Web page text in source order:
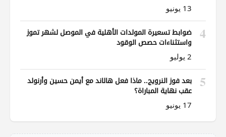
13 يونيو
4
ضوابط تسعيرة المولدات الأهلية في الموصل لشهر تموز
واستثناءات حصص الوقود
2 يوليو
5
بعد فوز النرويج.. ماذا فعل هالاند مع أيمن حسين وأرنولد
عقب نهاية المباراة؟
17 يونيو